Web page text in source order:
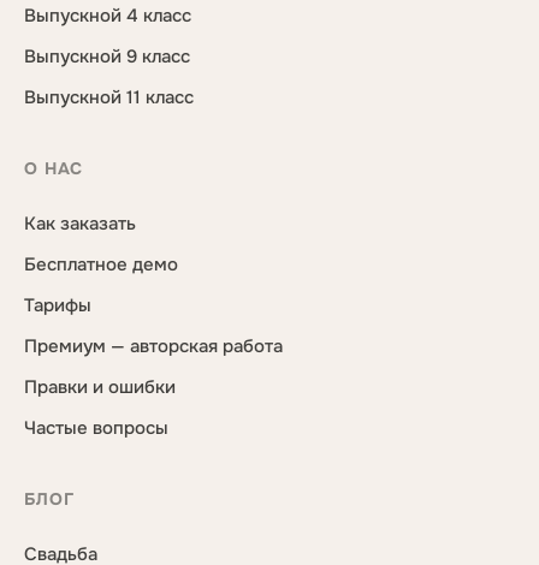
Выпускной 4 класс
Выпускной 9 класс
Выпускной 11 класс
О НАС
Как заказать
Бесплатное демо
Тарифы
Премиум — авторская работа
Правки и ошибки
Частые вопросы
БЛОГ
Свадьба